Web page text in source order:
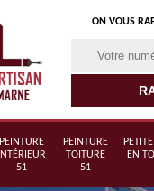
ON VOUS
PEINTURE
INTÉRIEUR
51
PEINTURE
TOITURE
51
EN